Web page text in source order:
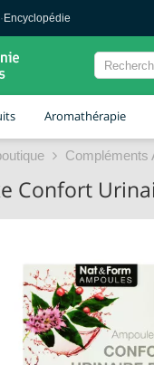
· Encyclopédie
Aromathérapie
Compléments
Confort